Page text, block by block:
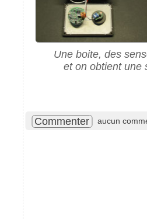
Une boite, des
et on obtient une
Commenter aucun